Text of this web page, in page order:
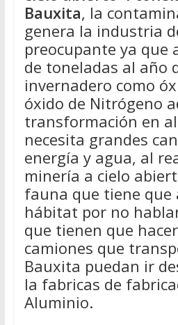
Bauxita, la
genera la industria
preocupante ya que
de toneladas al año
invernadero como
óxido de Nitrógeno
transformación en
necesita grandes
energía y agua, al
minería a cielo
fauna que tiene que
hábitat por no
que tienen que
camiones que
Bauxita puedan ir
la fabricas de
Aluminio.